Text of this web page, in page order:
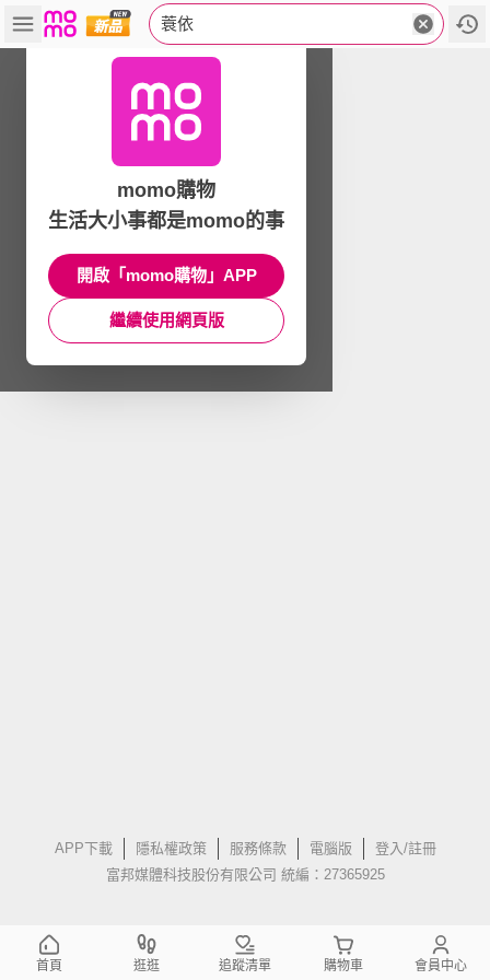
蓑依
APP下載 隱私權政策 服務條款 電腦版
登入/註冊
富邦媒體科技股份有限公司 統編：27365925
momo購物
生活大小事都是momo的事
開啟「momo購物」APP
繼續使用網頁版
首頁 逛逛 追蹤清單 購物車 會員中心